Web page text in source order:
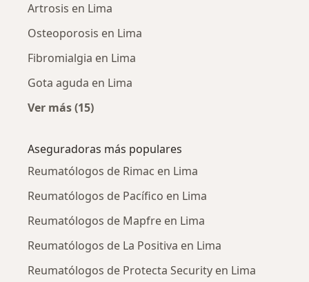
Artrosis en Lima
Osteoporosis en Lima
Fibromialgia en Lima
Gota aguda en Lima
Ver más (15)
Aseguradoras más populares
Reumatólogos de Rimac en Lima
Reumatólogos de Pacífico en Lima
Reumatólogos de Mapfre en Lima
Reumatólogos de La Positiva en Lima
Reumatólogos de Protecta Security en Lima